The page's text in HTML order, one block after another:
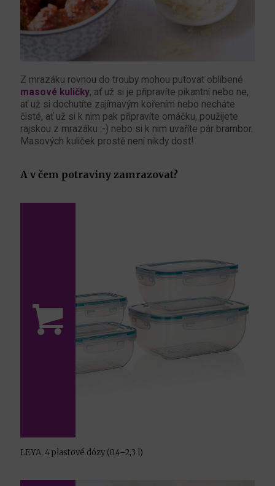
Z mrazáku rovnou do trouby mohou putovat oblíbené
masové kuličky, ať už si je připravíte pikantní nebo ne,
ať už si dochutíte zajímavým kořením nebo necháte
čisté, ať už si k nim pak připravíte omáčku, použijete
rajskou z mrazáku :-) nebo si k nim uvaříte pár brambor.
Masových kuliček prostě není nikdy dost!
A v čem potraviny zamrazovat?
LEYA, 4 plastové dózy (0,4–2,3 l)